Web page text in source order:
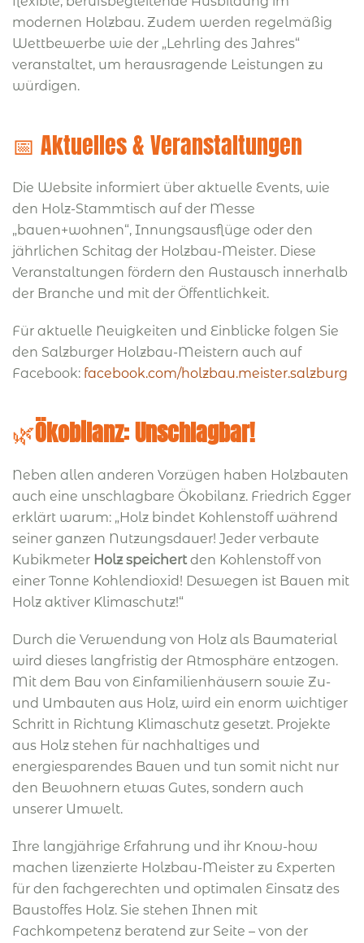
modernen Holzbau. Zudem werden regelmäßig
Wettbewerbe wie der „Lehrling des Jahres“
veranstaltet, um herausragende Leistungen zu
würdigen.
📅 Aktuelles & Veranstaltungen
Die Website informiert über aktuelle Events, wie
den Holz-Stammtisch auf der Messe
„bauen+wohnen“, Innungsausflüge oder den
jährlichen Schitag der Holzbau-Meister. Diese
Veranstaltungen fördern den Austausch innerhalb
der Branche und mit der Öffentlichkeit.
Für aktuelle Neuigkeiten und Einblicke folgen Sie
den Salzburger Holzbau-Meistern auch auf
Facebook: facebook.com/holzbau.meister.salzburg
🌿Ökobilanz: Unschlagbar!
Neben allen anderen Vorzügen haben Holzbauten
auch eine unschlagbare Ökobilanz. Friedrich Egger
erklärt warum: „Holz bindet Kohlenstoff während
seiner ganzen Nutzungsdauer! Jeder verbaute
Kubikmeter Holz speichertden Kohlenstoff von
einer Tonne Kohlendioxid! Deswegen ist Bauen mit
Holz aktiver Klimaschutz!“
Durch die Verwendung von Holz als Baumaterial
wird dieses langfristig der Atmosphäre entzogen.
Mit dem Bau von Einfamilienhäusern sowie Zu-
und Umbauten aus Holz, wird ein enorm wichtiger
Schritt in Richtung Klimaschutz gesetzt. Projekte
aus Holz stehen für nachhaltiges und
energiesparendes Bauen und tun somit nicht nur
den Bewohnern etwas Gutes, sondern auch
unserer Umwelt.
Ihre langjährige Erfahrung und ihr Know-how
machen lizenzierte Holzbau-Meister zu Experten
für den fachgerechten und optimalen Einsatz des
Baustoffes Holz. Sie stehen Ihnen mit
Fachkompetenz beratend zur Seite – von der